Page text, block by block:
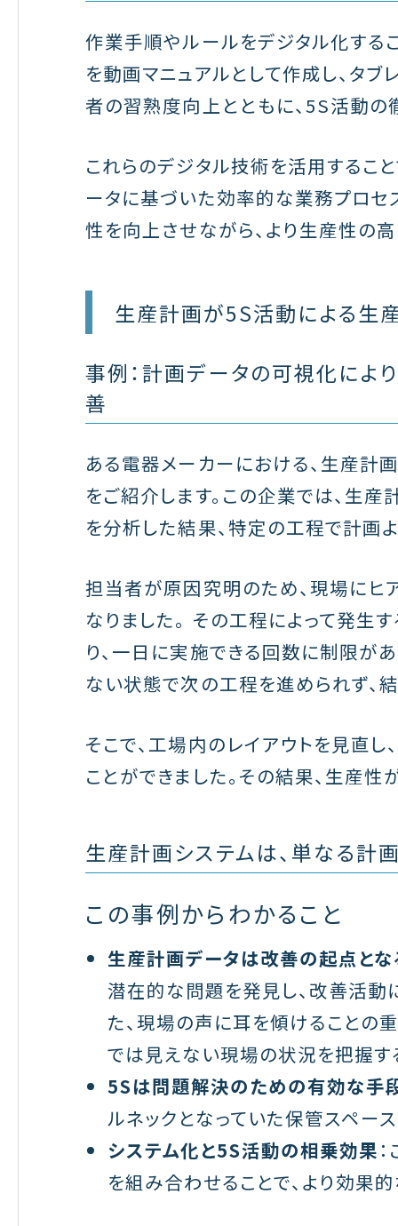
作業手順やルールをデジタル化する
を動画マニュアルとして作成し、タブ
者の習熟度向上とともに、5S活動の
これらのデジタル技術を活用するこ
ータに基づいた効率的な業務プロセ
性を向上させながら、より生産性の
生産計画が5S活動による生
事例：計画データの可視化によ
善
ある電器メーカーにおける、生産計
をご紹介します。この企業では、生
を分析した結果、特定の工程で計画
担当者が原因究明のため、現場にヒ
なりました。 その工程によって発生
り、一日に実施できる回数に制限が
ない状態で次の工程を進められず、
そこで、工場内のレイアウトを見直
ことができました。その結果、生産性
生産計画システムは、単なる計
この事例からわかること
生産計画データは改善の起点とな
潜在的な問題を発見し、改善活動
た、現場の声に耳を傾けることの
では見えない現場の状況を把握す
5Sは問題解決のための有効な手
ルネックとなっていた保管スペー
システム化と5S活動の相乗効果
を組み合わせることで、より効果